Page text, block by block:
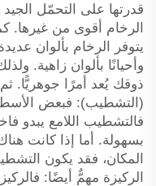
قدرتها على التحمّل
الرخام أقوى من غيرها.
يتوفر الرخام بألوان
وأحيانًا بألوان زاهية.
ذوقك يُعد أمرًا جوهريًّا.
(التشطيب): فبعض الأسطح
فالتشطيب اللامع يبدو
بسهولة. أما إذا كانت
المكان، فقد يكون
الركيزة مهمٌّ أيضًا: